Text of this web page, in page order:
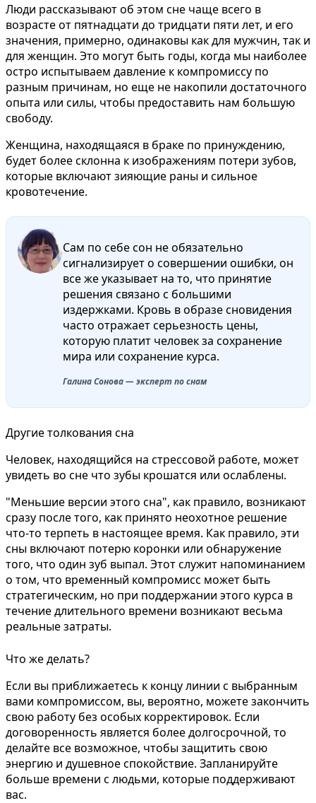
Люди рассказывают об этом сне чаще всего в
возрасте от пятнадцати до тридцати пяти лет, и его
значения, примерно, одинаковы как для мужчин, так и
для женщин. Это могут быть годы, когда мы наиболее
остро испытываем давление к компромиссу по
разным причинам, но еще не накопили достаточного
опыта или силы, чтобы предоставить нам большую
свободу.
Женщина, находящаяся в браке по принуждению,
будет более склонна к изображениям потери зубов,
которые включают зияющие раны и сильное
кровотечение.
Сам по себе сон не обязательно
сигнализирует о совершении ошибки, он
все же указывает на то, что принятие
решения связано с большими
издержками. Кровь в образе сновидения
часто отражает серьезность цены,
которую платит человек за сохранение
мира или сохранение курса.
Галина Сонова — эксперт по снам
Другие толкования сна
Человек, находящийся на стрессовой работе, может
увидеть во сне что зубы крошатся или ослаблены.
"Меньшие версии этого сна", как правило, возникают
сразу после того, как принято неохотное решение
что-то терпеть в настоящее время. Как правило, эти
сны включают потерю коронки или обнаружение
того, что один зуб выпал. Этот служит напоминанием
о том, что временный компромисс может быть
стратегическим, но при поддержании этого курса в
течение длительного времени возникают весьма
реальные затраты.
Что же делать?
Если вы приближаетесь к концу линии с выбранным
вами компромиссом, вы, вероятно, можете закончить
свою работу без особых корректировок. Если
договоренность является более долгосрочной, то
делайте все возможное, чтобы защитить свою
энергию и душевное спокойствие. Запланируйте
больше времени с людьми, которые поддерживают
вас.